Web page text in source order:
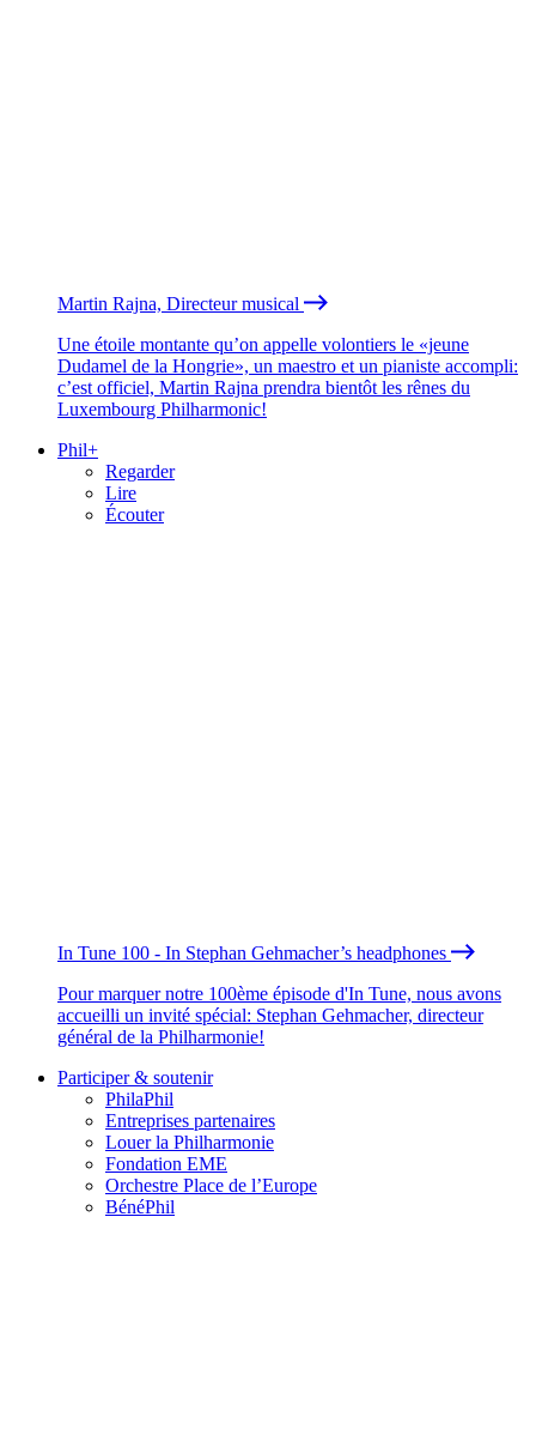
Martin Rajna, Directeur musical
Une étoile montante qu’on appelle volontiers le «jeune
Dudamel de la Hongrie», un maestro et un pianiste accompli:
c’est officiel, Martin Rajna prendra bientôt les rênes du
Luxembourg Philharmonic!
Phil+
Regarder
Lire
Écouter
In Tune 100 - In Stephan Gehmacher’s headphones
Pour marquer notre 100ème épisode d'In Tune, nous avons
accueilli un invité spécial: Stephan Gehmacher, directeur
général de la Philharmonie!
Participer & soutenir
PhilaPhil
Entreprises partenaires
Louer la Philharmonie
Fondation EME
Orchestre Place de l’Europe
BénéPhil